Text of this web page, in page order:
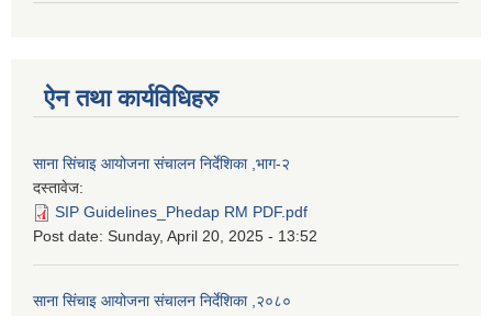
ऐन तथा कार्यविधिहरु
साना सिंचाइ आयोजना संचालन निर्देशिका ,भाग-२
दस्तावेज:
SIP Guidelines_Phedap RM PDF.pdf
Post date: Sunday, April 20, 2025 - 13:52
साना सिंचाइ आयोजना संचालन निर्देशिका ,२०८०